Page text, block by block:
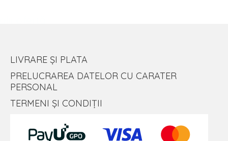
LIVRARE ȘI PLATA
PRELUCRAREA DATELOR CU CARATER
PERSONAL
TERMENI ȘI CONDIȚII